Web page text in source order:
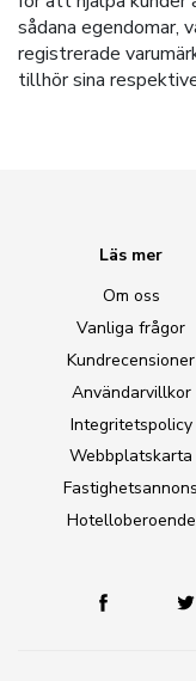
sådana egendomar,
registrerade
tillhör sina
Läs mer
Om oss
Vanliga frågor
Kundrecensioner
Användarvillkor
Integritetspolicy
Webbplatskarta
Fastighetsannons
Hotelloberoende